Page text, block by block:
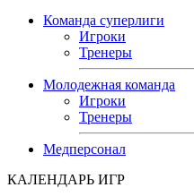
Команда суперлиги
Игроки
Тренеры
Молодежная команда
Игроки
Тренеры
Медперсонал
КАЛЕНДАРЬ ИГР